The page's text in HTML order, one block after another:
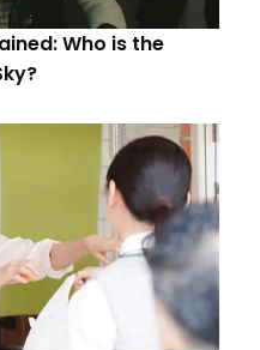
Who is the